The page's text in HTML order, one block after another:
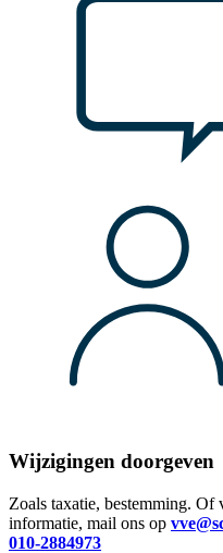
Wijzigingen doorgeven
Zoals taxatie, bestemming. Of
informatie, mail ons op
010-2884973